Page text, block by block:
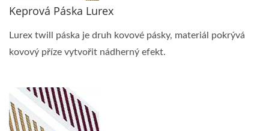
Keprová Páska Lurex
Lurex twill páska je druh kovové pásky, materiál pokrývá
kovový příze vytvořit nádherný efekt.